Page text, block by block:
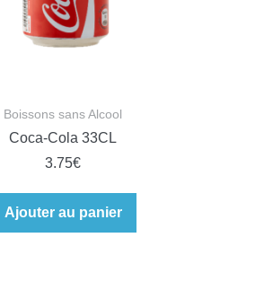
Boissons sans Alcool
Coca-Cola 33CL
3.75€
Ajouter au panier